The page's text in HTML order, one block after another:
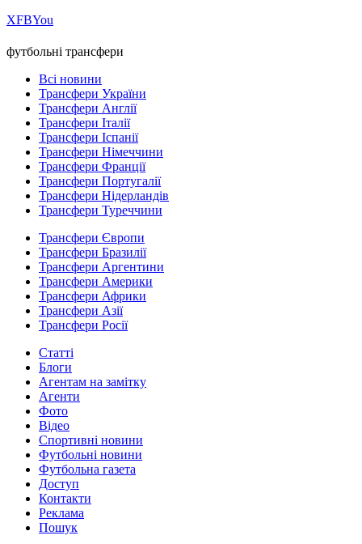
ХFBYou
футбольні трансфери
Всі новини
Трансфери України
Трансфери Англії
Трансфери Італії
Трансфери Іспанії
Трансфери Німеччини
Трансфери Франції
Трансфери Португалії
Трансфери Нідерландів
Трансфери Туреччини
Трансфери Європи
Трансфери Бразилії
Трансфери Аргентини
Трансфери Америки
Трансфери Африки
Трансфери Азії
Трансфери Росії
Статті
Блоги
Агентам на замітку
Агенти
Фото
Відео
Спортивні новини
Футбольні новини
Футбольна газета
Доступ
Контакти
Реклама
Пошук